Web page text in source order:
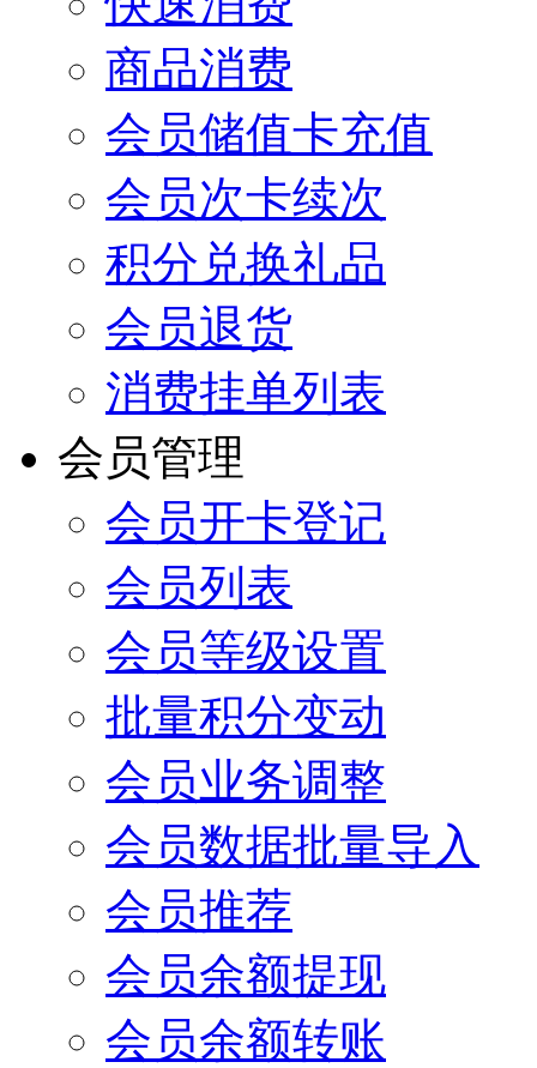
商品消费
会员储值卡充值
会员次卡续次
积分兑换礼品
会员退货
消费挂单列表
会员管理
会员开卡登记
会员列表
会员等级设置
批量积分变动
会员业务调整
会员数据批量导入
会员推荐
会员余额提现
会员余额转账